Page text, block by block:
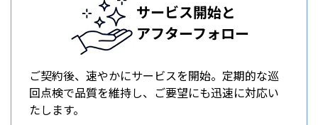
サービス開始と
アフターフォロー
ご契約後、速やかにサービスを開始。定期的な巡
回点検で品質を維持し、ご要望にも迅速に対応い
たします。